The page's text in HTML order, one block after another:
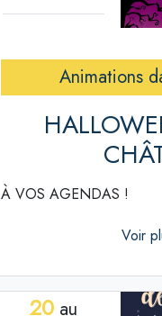
Animations
À VOS AGENDAS !
Voir
20 au